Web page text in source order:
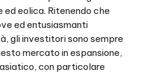
ed eolica. Ritenendo che
ed entusiasmanti
gli investitori sono sempre
mercato in espansione,
con particolare